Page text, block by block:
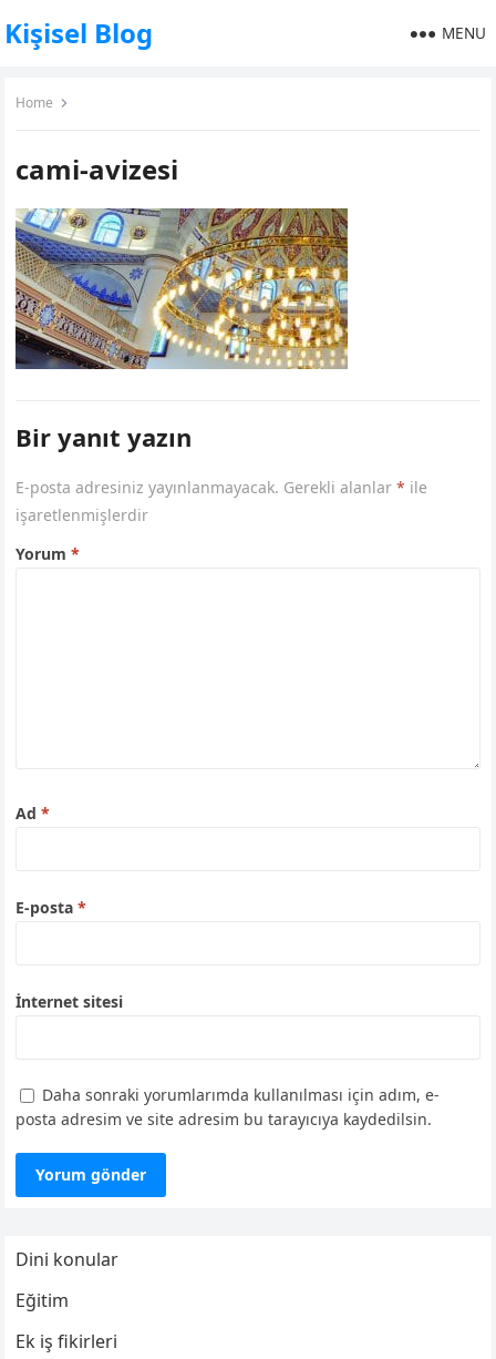
Kişisel Blog MENU
Home
cami-avizesi
Bir yanıt yazın
E-posta adresiniz yayınlanmayacak. Gerekli alanlar* ile
işaretlenmişlerdir
Yorum*
Ad*
E-posta*
İnternet sitesi
Daha sonraki yorumlarımda kullanılması için adım, e-
posta adresim ve site adresim bu tarayıcıya kaydedilsin.
Dini konular
Eğitim
Ek iş fikirleri